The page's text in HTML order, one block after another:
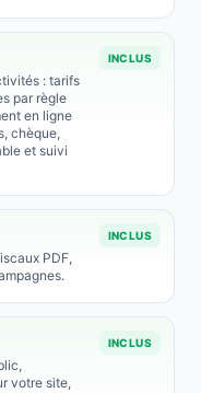
: tarifs
par règle
en ligne
chèque,
et suivi
INCLUS
PDF,
INCLUS
votre site,
INCLUS